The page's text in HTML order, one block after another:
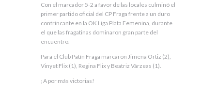
Con el marcador 5-2 a favor de las locales culminó el
primer partido oficial del CP Fraga frente a un duro
contrincante en la OK Liga Plata Femenina, durante
el que las fragatinas dominaron gran parte del
encuentro.
Para el Club Patín Fraga marcaron Jimena Ortiz (2),
Vinyet Flix (1), Regina Flix y Beatriz Várzeas (1).
¡A por más victorias!